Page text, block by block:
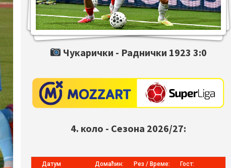
Чукарички - Раднички 1923 3:0
4. коло - Сезона 2026/27:
Датум Домаћин: Рез / Време: Гост: